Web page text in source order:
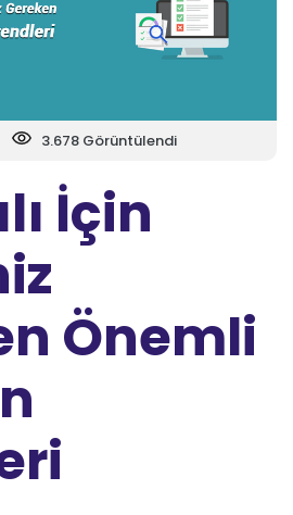
3.678 Görüntülendi
İçin
Önemli